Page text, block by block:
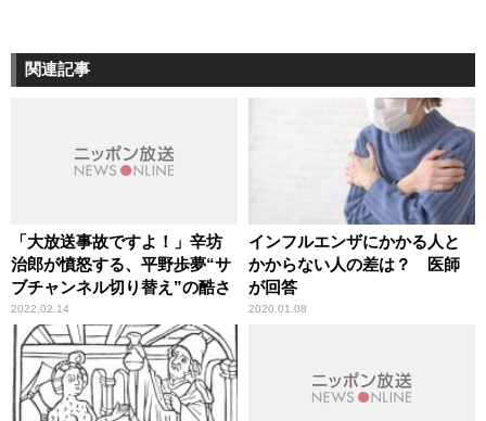
関連記事
「大放送事故ですよ！」辛坊
治郎が憤怒する、平野歩夢“サ
ブチャンネル切り替え”の酷さ
2022.02.14
インフルエンザにかかる人と
かからない人の差は？ 医師
が回答
2020.01.08